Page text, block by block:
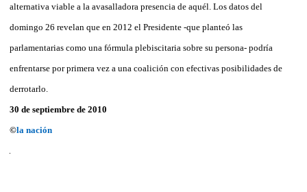
alternativa viable a la avasalladora presencia de aquél. Los datos del
domingo 26 revelan que en 2012 el Presidente -que planteó las
parlamentarias como una fórmula plebiscitaria sobre su persona- podría
enfrentarse por primera vez a una coalición con efectivas posibilidades de
derrotarlo.
30 de septiembre de 2010
©la nación